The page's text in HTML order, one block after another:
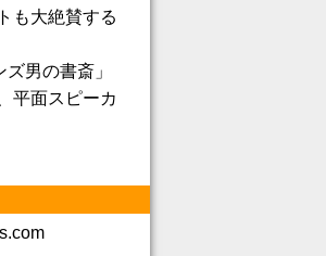
も大絶賛する
男の書斎」
平面スピーカ